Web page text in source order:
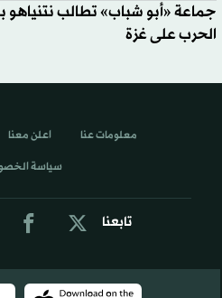
جماعة «أبو شباب» تطالب نتنياهو
الحرب على غزة
تابعنا
معلومات عنا اعلن معنا
سياسة